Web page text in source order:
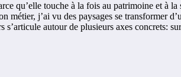
qu’elle touche à la fois au patrimoine et à
j’ai vu des paysages se transformer
autour de plusieurs axes concrets: